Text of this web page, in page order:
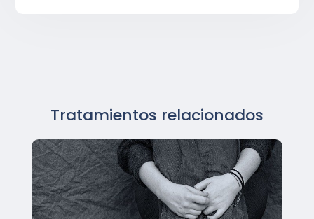
Tratamientos relacionados